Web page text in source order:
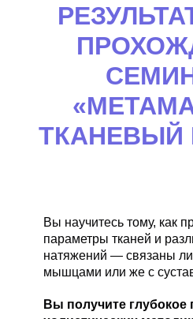
ТКАНЕВЫЙ
Вы научитесь тому, как
параметры тканей и
натяжений — связаны
мышцами или же с
Вы получите глубокое